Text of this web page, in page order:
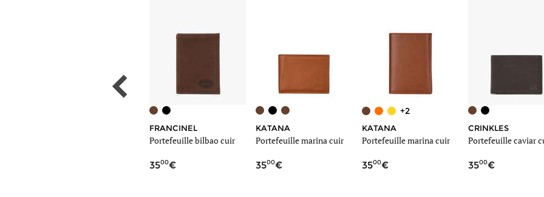
FRANCINEL
Portefeuille bilbao cuir
3500
KATANA
Portefeuille marina cuir
3500
+2
KATANA
Portefeuille marina cuir
3500
CRINKLES
Portefeuille caviar
3500